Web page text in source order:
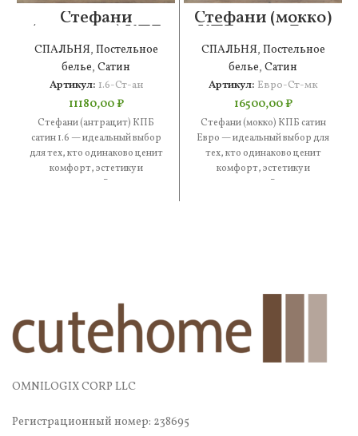
Стефани
(антрацит) КПБ
сатин 1.6
СПАЛЬНЯ, Постельное
белье, Сатин
Артикул: 1.6-Ст-ан
11180,00₽
Стефани (антрацит) КПБ
сатин 1.6 — идеальный выбор
для тех, кто одинаково ценит
комфорт, эстетику и
практичность. В составе —
Стефани (мокко)
КПБ сатин Евро
СПАЛЬНЯ, Постельное
белье, Сатин
Артикул: Евро-Ст-мк
16500,00₽
Стефани (мокко) КПБ сатин
Евро — идеальный выбор для
тех, кто одинаково ценит
комфорт, эстетику и
практичность. В составе —
OMNILOGIX CORP LLC
Регистрационный номер: 238695